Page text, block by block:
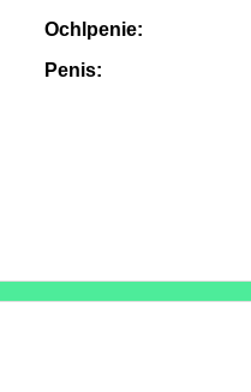
Ochlpenie:
Penis: